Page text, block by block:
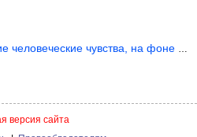
чувства, на фоне озверевших д
версия сайта